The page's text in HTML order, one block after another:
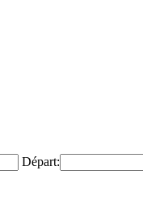
Départ: